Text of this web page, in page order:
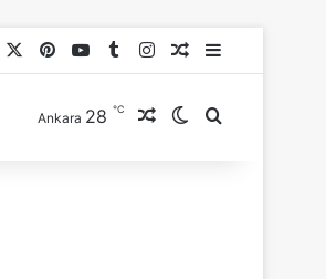
FacebookPinterestYouTubeTumblrInstagramRastgele Makale
Ankara 28 ℃ Rastgele Makale
Dış görünümü
Arama yap